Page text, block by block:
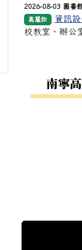
2026-08-03 圖書
高慧如
資訊
校教室、辦公
南寧